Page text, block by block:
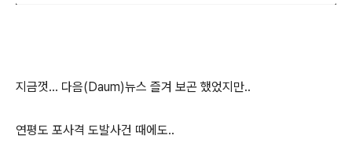
지금껏... 다음(Daum)뉴스 즐겨 보곤 했었지만..
연평도 포사격 도발사건 때에도..